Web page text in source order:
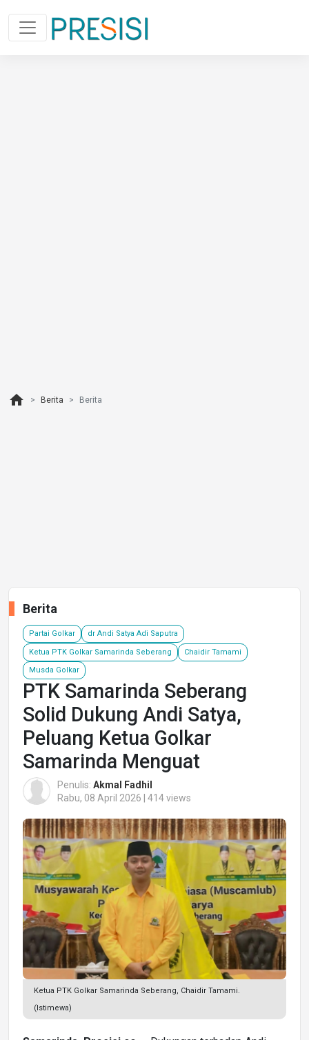
home Berita Berita
Berita
Partai Golkar dr Andi Satya Adi Saputra
Ketua PTK Golkar Samarinda Seberang Chaidir Tamami
Musda Golkar
PTK Samarinda Seberang
Solid Dukung Andi Satya,
Peluang Ketua Golkar
Samarinda Menguat
Penulis: Akmal Fadhil
Rabu, 08 April 2026 | 414 views
Ketua PTK Golkar Samarinda Seberang, Chaidir Tamami.
(Istimewa)